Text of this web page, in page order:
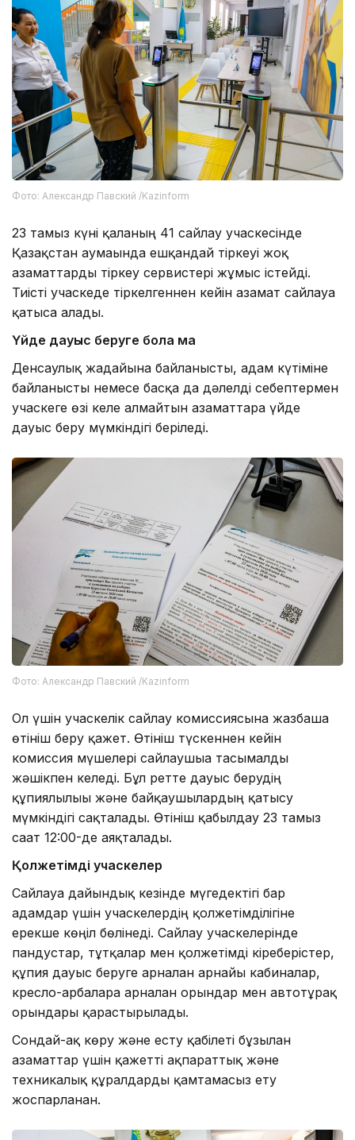
Фото: Александр Павский /Kazinform
23 тамыз күні қаланың 41 сайлау учаскесінде
Қазақстан аумағында ешқандай тіркеуі жоқ
азаматтарды тіркеу сервистері жұмыс істейді.
Тиісті учаскеде тіркелгеннен кейін азамат сайлауға
қатыса алады.
Үйде дауыс беруге бола ма
Денсаулық жағдайына байланысты, адам күтіміне
байланысты немесе басқа да дәлелді себептермен
учаскеге өзі келе алмайтын азаматтарға үйде
дауыс беру мүмкіндігі беріледі.
Фото: Александр Павский /Kazinform
Ол үшін учаскелік сайлау комиссиясына жазбаша
өтініш беру қажет. Өтініш түскеннен кейін
комиссия мүшелері сайлаушыға тасымалды
жәшікпен келеді. Бұл ретте дауыс берудің
құпиялылығы және байқаушылардың қатысу
мүмкіндігі сақталады. Өтініш қабылдау 23 тамыз
сағат 12:00-де аяқталады.
Қолжетімді учаскелер
Сайлауға дайындық кезінде мүгедектігі бар
адамдар үшін учаскелердің қолжетімділігіне
ерекше көңіл бөлінеді. Сайлау учаскелерінде
пандустар, тұтқалар мен қолжетімді кіреберістер,
құпия дауыс беруге арналған арнайы кабиналар,
кресло-арбаларға арналған орындар мен автотұрақ
орындары қарастырылады.
Сондай-ақ көру және есту қабілеті бұзылған
азаматтар үшін қажетті ақпараттық және
техникалық құралдарды қамтамасыз ету
жоспарланған.